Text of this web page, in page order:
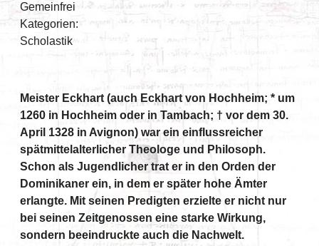
Gemeinfrei
Kategorien:
Scholastik
Meister Eckhart (auch Eckhart von Hochheim; * um
1260 in Hochheim oder in Tambach; † vor dem 30.
April 1328 in Avignon) war ein einflussreicher
spätmittelalterlicher Theologe und Philosoph.
Schon als Jugendlicher trat er in den Orden der
Dominikaner ein, in dem er später hohe Ämter
erlangte. Mit seinen Predigten erzielte er nicht nur
bei seinen Zeitgenossen eine starke Wirkung,
sondern beeindruckte auch die Nachwelt.